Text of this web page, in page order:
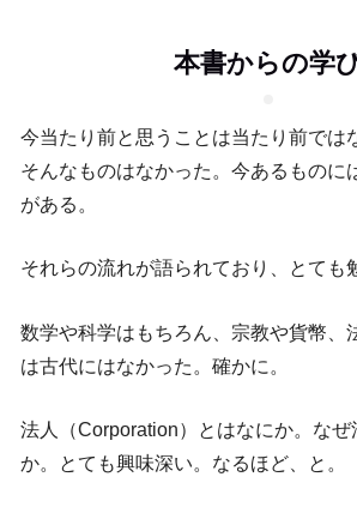
本書からの学
今当たり前と思うことは当たり前では
そんなものはなかった。今あるものに
がある。
それらの流れが語られており、とても
数学や科学はもちろん、宗教や貨幣、
は古代にはなかった。確かに。
法人（Corporation）とはなにか。な
か。とても興味深い。なるほど、と。